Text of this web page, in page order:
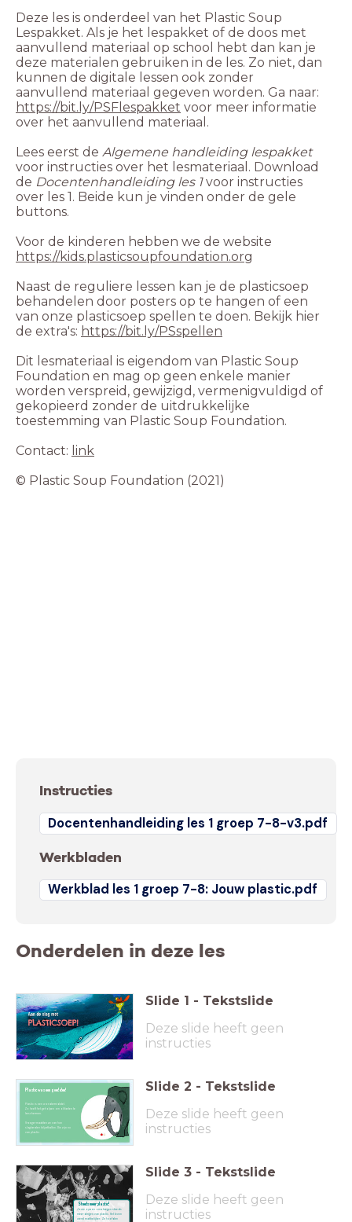
Deze les is onderdeel van het Plastic Soup
Lespakket. Als je het lespakket of de doos met
aanvullend materiaal op school hebt dan kan je
deze materialen gebruiken in de les. Zo niet, dan
kunnen de digitale lessen ook zonder
aanvullend materiaal gegeven worden. Ga naar:
https://bit.ly/PSFlespakket voor meer informatie
Lees eerst de Algemene handleiding lespakket
voor instructies over het lesmateriaal. Download
de Docentenhandleiding les 1voor instructies
over les 1. Beide kun je vinden onder de gele
Voor de kinderen hebben we de website
https://kids.plasticsoupfoundation.org
Naast de reguliere lessen kan je de plasticsoep
behandelen door posters op te hangen of een
van onze plasticsoep spellen te doen. Bekijk hier
de extra's:
Dit lesmateriaal is eigendom van Plastic Soup
Foundation en mag op geen enkele manier
worden verspreid, gewijzigd, vermenigvuldigd of
gekopieerd zonder de uitdrukkelijke
Contact: link
©️ Plastic Soup Foundation (2021)
Instructies
Docentenhandleiding les 1 groep 7-8-v3.pdf
Werkbladen
Werkblad les 1 groep 7-8: Jouw plastic.pdf
Onderdelen in deze les
Slide 1 - Tekstslide
Deze slide heeft geen
instructies
Plastic was een goed idee!
Plastic is een wondermiddel.
Zo heeft het geholpen om olifanten te
beschermen.
Vroeger maakten ze van hun
slagtanden biljartballen. Die zijn nu
van plastic.
Slide 2 - Tekstslide
Deze slide heeft geen
instructies
Jouw opa en oma kregen steeds
meer dingen van plastic. Het leven
werd makkelijker. Ze hoefden
Steeds meer plastic!
Slide 3 - Tekstslide
Deze slide heeft geen
instructies